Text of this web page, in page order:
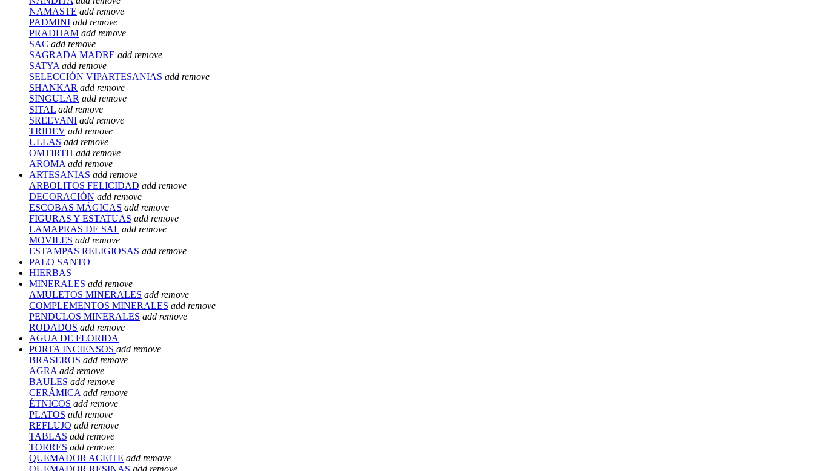
NAMASTE add remove
PADMINI add remove
PRADHAM add remove
SAC add remove
SAGRADA MADRE add remove
SATYA add remove
SELECCIÓN VIPARTESANIAS add remove
SHANKAR add remove
SINGULAR add remove
SITAL add remove
SREEVANI add remove
TRIDEV add remove
ULLAS add remove
OMTIRTH add remove
AROMA add remove
ARTESANIAS add remove
ARBOLITOS FELICIDAD add remove
DECORACIÓN add remove
ESCOBAS MÁGICAS add remove
FIGURAS Y ESTATUAS add remove
LAMAPRAS DE SAL add remove
MOVILES add remove
ESTAMPAS RELIGIOSAS add remove
PALO SANTO
HIERBAS
MINERALES add remove
AMULETOS MINERALES add remove
COMPLEMENTOS MINERALES add remove
PENDULOS MINERALES add remove
RODADOS add remove
AGUA DE FLORIDA
PORTA INCIENSOS add remove
BRASEROS add remove
AGRA add remove
BAULES add remove
CERÁMICA add remove
ÉTNICOS add remove
PLATOS add remove
REFLUJO add remove
TABLAS add remove
TORRES add remove
QUEMADOR ACEITE add remove
QUEMADOR RESINAS add remove